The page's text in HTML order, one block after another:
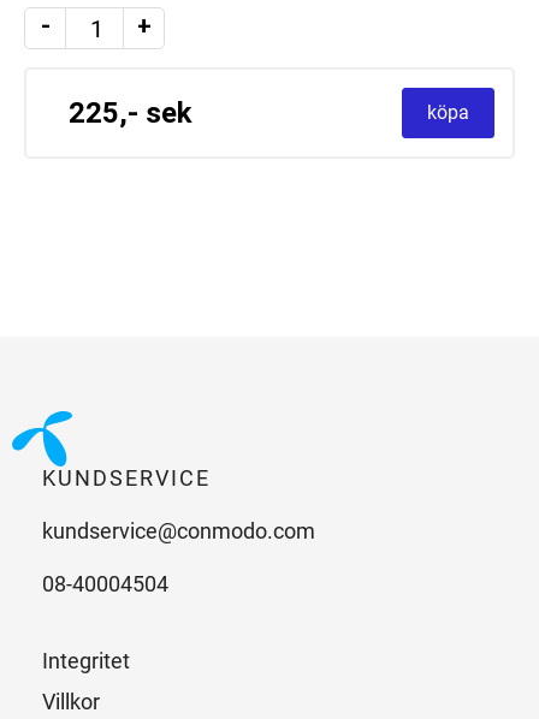
- telenor
prepaid
surf
dagar
mängd
+
225,- sek köpa
KUNDSERVICE
kundservice@conmodo.com
08-40004504
Integritet
Villkor